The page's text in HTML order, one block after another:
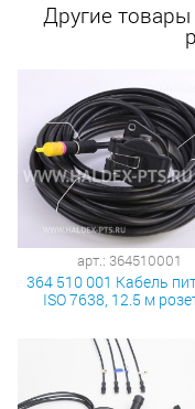
Другие товары
арт.: 364510001
364 510 001 Кабель
ISO 7638, 12.5 м